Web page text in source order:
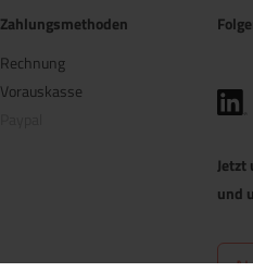
Zahlungsmethoden
Rechnung
Vorauskasse
Jetzt
und